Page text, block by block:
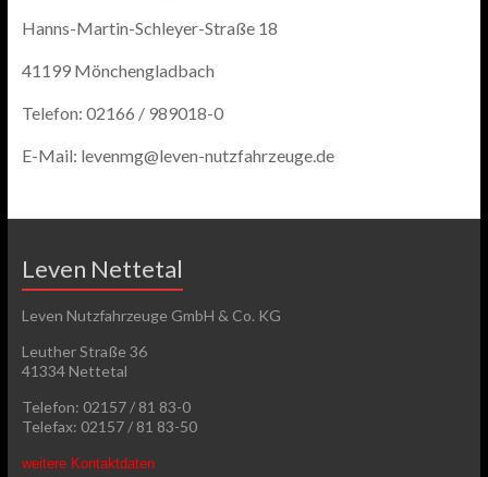
Hanns-Martin-Schleyer-Straße 18
41199 Mönchengladbach
Telefon: 02166 / 989018-0
E-Mail: levenmg@leven-nutzfahrzeuge.de
Leven Nettetal
Leven Nutzfahrzeuge GmbH & Co. KG
Leuther Straße 36
41334 Nettetal
Telefon: 02157 / 81 83-0
Telefax: 02157 / 81 83-50
weitere Kontaktdaten